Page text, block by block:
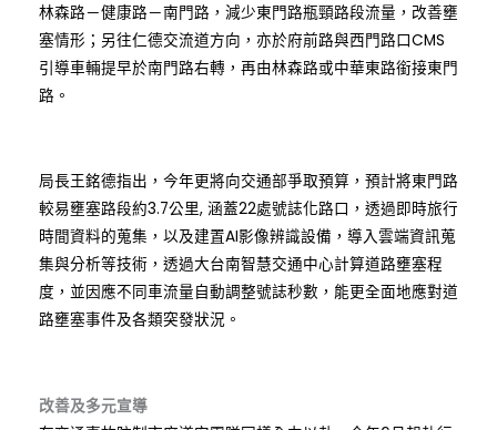
林森路－健康路－南門路，減少東門路瓶頸路段流量，改善壅
塞情形；另往仁德交流道方向，亦於府前路與西門路口CMS
引導車輛提早於南門路右轉，再由林森路或中華東路銜接東門
路。
局長王銘德指出，今年更將向交通部爭取預算，預計將東門路
較易壅塞路段約3.7公里, 涵蓋22處號誌化路口，透過即時旅行
時間資料的蒐集，以及建置AI影像辨識設備，導入雲端資訊蒐
集與分析等技術，透過大台南智慧交通中心計算道路壅塞程
度，並因應不同車流量自動調整號誌秒數，能更全面地應對道
路壅塞事件及各類突發狀況。
改善及多元宣導